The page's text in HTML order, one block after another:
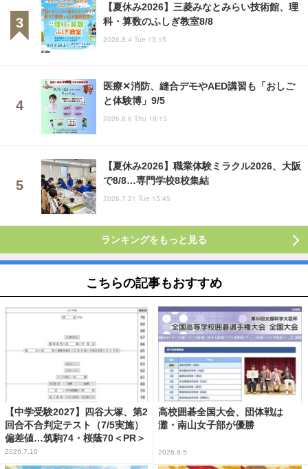
【夏休み2026】三菱みなとみらい技術館、理
科・算数のふしぎ教室8/8
2026.8.4 Tue 13:15
医療✕消防、縫合デモやAED講習も「おしご
と体験博」9/5
2026.8.6 Thu 18:15
【夏休み2026】職業体験ミラクル2026、大阪
で8/8…専門学校8校集結
2026.7.21 Tue 15:45
ランキングをもっと見る
こちらの記事もおすすめ
【中学受験2027】四谷大塚、第2
回合不合判定テスト（7/5実施）
偏差値…筑駒74・桜蔭70＜PR＞
2026.7.10
高校囲碁全国大会、団体戦は
灘・南山女子部が優勝
2026.8.5